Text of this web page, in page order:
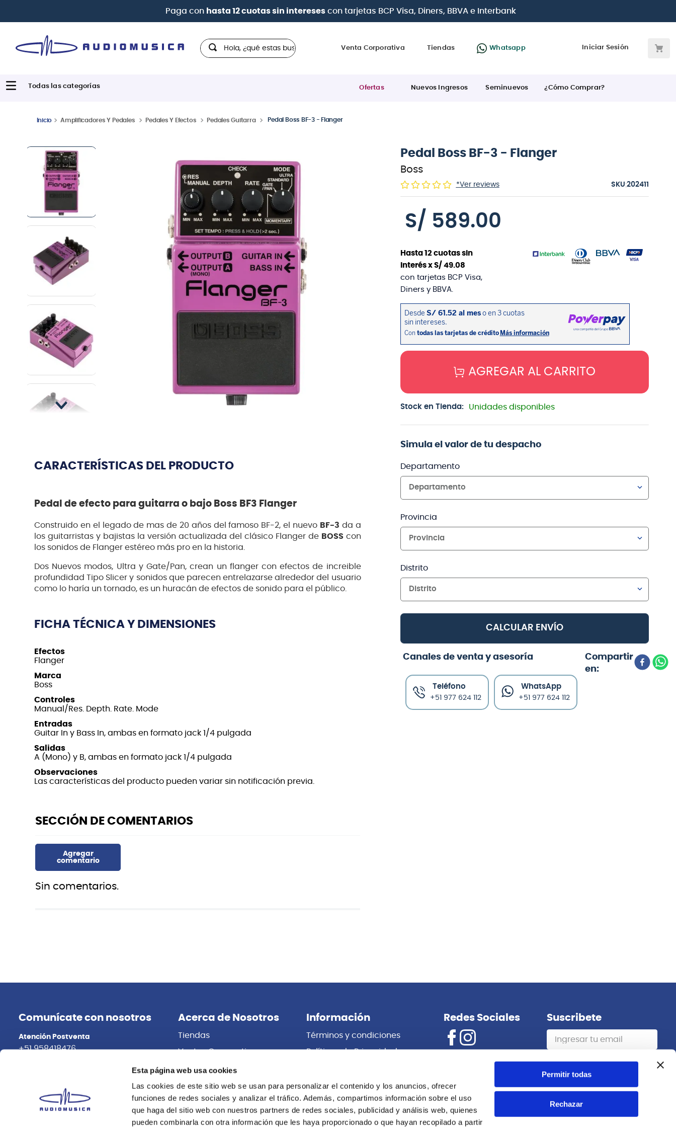
Esta página web usa cookies
Las cookies de este sitio web se usan para personalizar el contenido y los anuncios, ofrecer
funciones de redes sociales y analizar el tráfico. Además, compartimos información sobre el uso
que haga del sitio web con nuestros partners de redes sociales, publicidad y análisis web, quienes
pueden combinarla con otra información que les haya proporcionado o que hayan recopilado a partir
Permitir todas
Rechazar
| Paga en cuotas
Hola, ¿qué estas buscando?
Venta Corporativa Tiendas Whatsapp Iniciar Sesión
Ofertas Nuevos Ingresos Seminuevos ¿Cómo Comprar?
Amplificadores Y Pedales Pedales Y Efectos Pedales Guitarra Pedal Boss BF-3 - Flanger
CARACTERÍSTICAS DEL PRODUCTO
Pedal de efecto para guitarra o bajo Boss BF3 Flanger
Construido en el legado de mas de 20 años del famoso BF-2, el nuevo BF-3 da a
los guitarristas y bajistas la versión actualizada del clásico Flanger de BOSS con
los sonidos de Flanger estéreo más pro en la historia.
Dos Nuevos modos, Ultra y Gate/Pan, crean un flanger con efectos de increible
profundidad Tipo Slicer y sonidos que parecen entrelazarse alrededor del usuario
como lo haría un tornado, es un huracán de efectos de sonido para el público.
FICHA TÉCNICA Y DIMENSIONES
Efectos
Flanger
Marca
Boss
Controles
Manual/Res. Depth. Rate. Mode
Entradas
Guitar In y Bass In, ambas en formato jack 1/4 pulgada
Salidas
A (Mono) y B, ambas en formato jack 1/4 pulgada
Observaciones
Las características del producto pueden variar sin notificación previa.
Sin comentarios.
Pedal Boss BF-3 - Flanger
Boss
*Ver reviews :202411
S/ 589.00
Hasta 12cuotas sin
interés x S/ 49.08
con tarjetas BCP Visa,
Diners y BBVA.
AGREGAR AL CARRITO
Stock en Tienda: Unidades disponibles
Simula el valor de tu despacho
Departamento
Departamento
Provincia
Provincia
Distrito
Distrito
CALCULAR ENVÍO
Canales de venta y asesoría
Teléfono
+51 977 624 112
WhatsApp
+51 977 624 112
Comunícate con nosotros
Atención Postventa
+51 958418476
Acerca de Nosotros
Tiendas
Ventas Corporativas
Distribuidores
Trabaja con Nosotros
Información
Términos y condiciones
Políticas de Privacidad
Cambios y Devoluciones
Centro de información
Libro de
Reclamaciones
Redes Sociales Suscribete
Suscribirme